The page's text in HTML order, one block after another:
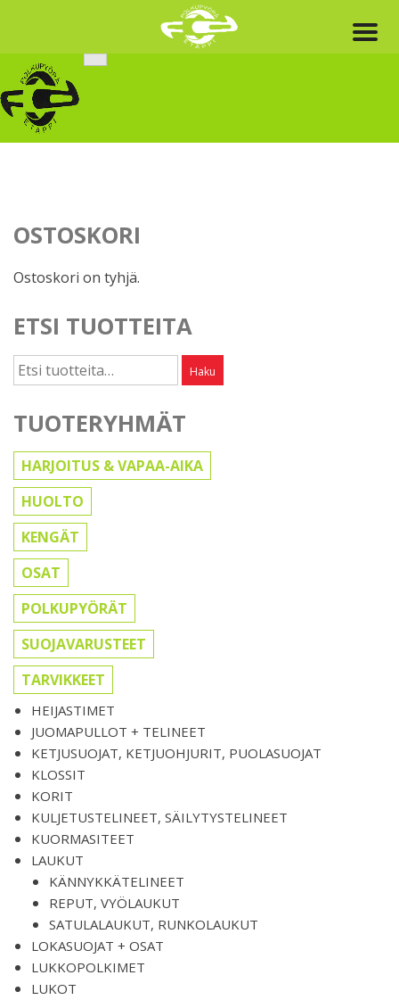
content
OSTOSKORI
Ostoskori on tyhjä.
ETSI TUOTTEITA
Etsi: Haku
TUOTERYHMÄT
HARJOITUS & VAPAA-AIKA
HUOLTO
KENGÄT
OSAT
POLKUPYÖRÄT
SUOJAVARUSTEET
TARVIKKEET
HEIJASTIMET
JUOMAPULLOT + TELINEET
KETJUSUOJAT, KETJUOHJURIT, PUOLASUOJAT
KLOSSIT
KORIT
KULJETUSTELINEET, SÄILYTYSTELINEET
KUORMASITEET
LAUKUT
KÄNNYKKÄTELINEET
REPUT, VYÖLAUKUT
SATULALAUKUT, RUNKOLAUKUT
LOKASUOJAT + OSAT
LUKKOPOLKIMET
LUKOT